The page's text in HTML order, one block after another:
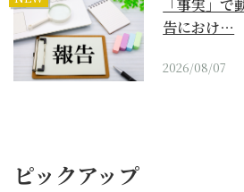
「事実」
告におけ…
2026/08/07
ピックアップ